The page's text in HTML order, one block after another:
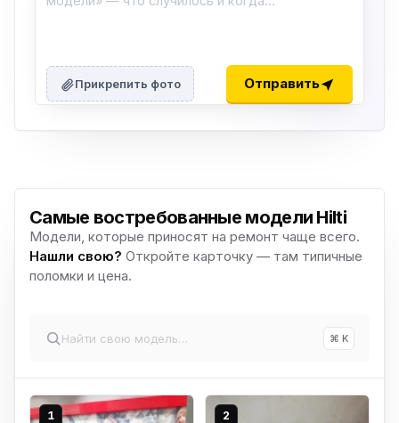
Прикрепить фото Отправить
Самые востребованные модели Hilti
Модели, которые приносят на ремонт чаще всего.
Нашли свою? Откройте карточку — там типичные
поломки и цена.
⌘ K
1 2